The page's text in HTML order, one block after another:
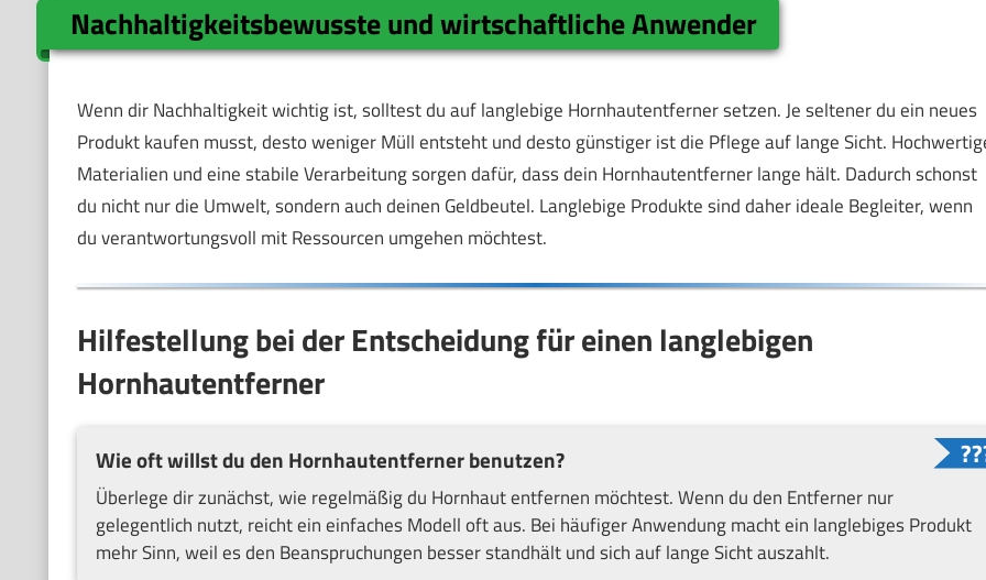
Nachhaltigkeitsbewusste und wirtschaftliche Anwender
Wenn dir Nachhaltigkeit wichtig ist, solltest du auf langlebige Hornhautentferner setzen. Je seltener du ein neues
Produkt kaufen musst, desto weniger Müll entsteht und desto günstiger ist die Pflege auf lange Sicht.
Materialien und eine stabile Verarbeitung sorgen dafür, dass dein Hornhautentferner lange hält. Dadurch schonst
du nicht nur die Umwelt, sondern auch deinen Geldbeutel. Langlebige Produkte sind daher ideale Begleiter, wenn
du verantwortungsvoll mit Ressourcen umgehen möchtest.
Hilfestellung bei der Entscheidung für einen langlebigen
Hornhautentferner
Wie oft willst du den Hornhautentferner benutzen?
Überlege dir zunächst, wie regelmäßig du Hornhaut entfernen möchtest. Wenn du den Entferner nur
gelegentlich nutzt, reicht ein einfaches Modell oft aus. Bei häufiger Anwendung macht ein langlebiges Produkt
mehr Sinn, weil es den Beanspruchungen besser standhält und sich auf lange Sicht auszahlt.